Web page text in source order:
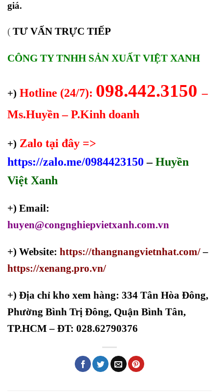
giá.
( TƯ VẤN TRỰC TIẾP
CÔNG TY TNHH SẢN XUẤT VIỆT XANH
+) Hotline (24/7): 098.442.3150–
Ms.Huyền – P.Kinh doanh
+) Zalo tại đây =>
https://zalo.me/0984423150 –Huyền
Việt Xanh
+) Email:
huyen@congnghiepvietxanh.com.vn
+) Website: https://thangnangvietnhat.com/–
https://xenang.pro.vn/
+) Địa chỉ kho xem hàng: 334 Tân Hòa Đông,
Phường Bình Trị Đông, Quận Bình Tân,
TP.HCM – ĐT: 028.62790376